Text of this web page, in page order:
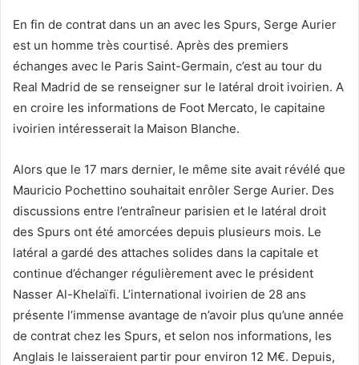
En fin de contrat dans un an avec les Spurs, Serge Aurier
est un homme très courtisé. Après des premiers
échanges avec le Paris Saint-Germain, c’est au tour du
Real Madrid de se renseigner sur le latéral droit ivoirien. A
en croire les informations de Foot Mercato, le capitaine
ivoirien intéresserait la Maison Blanche.
Alors que le 17 mars dernier, le même site avait révélé que
Mauricio Pochettino souhaitait enrôler Serge Aurier. Des
discussions entre l’entraîneur parisien et le latéral droit
des Spurs ont été amorcées depuis plusieurs mois. Le
latéral a gardé des attaches solides dans la capitale et
continue d’échanger régulièrement avec le président
Nasser Al-Khelaïfi. L’international ivoirien de 28 ans
présente l’immense avantage de n’avoir plus qu’une année
de contrat chez les Spurs, et selon nos informations, les
Anglais le laisseraient partir pour environ 12 M€. Depuis,